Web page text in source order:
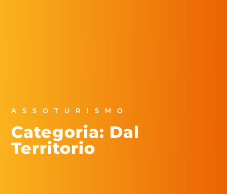
ASSOTURISMO
Categoria: Dal
Territorio